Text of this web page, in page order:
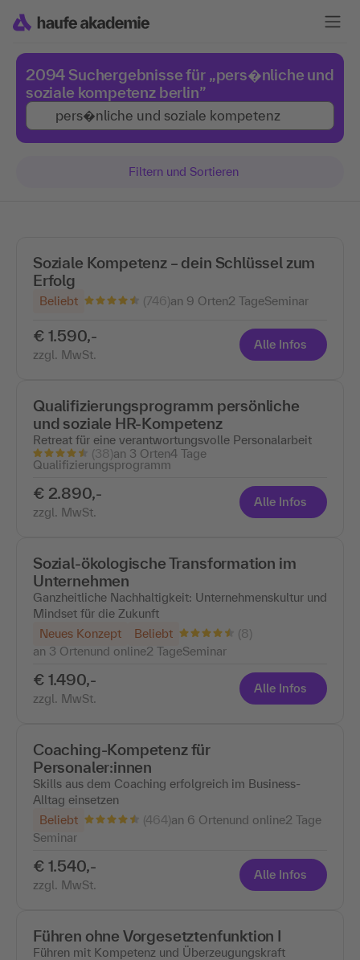
2094 Suchergebnisse für „pers�nliche und
soziale kompetenz berlin”
Filtern und Sortieren
Soziale Kompetenz – dein Schlüssel zum
Erfolg
Beliebt (746)an 9 Orten2 TageSeminar
€ 1.590,-
zzgl. MwSt.
Alle Infos
Qualifizierungsprogramm persönliche
und soziale HR-Kompetenz
Retreat für eine verantwortungsvolle Personalarbeit
(38)an 3 Orten4 Tage
Qualifizierungsprogramm
€ 2.890,-
zzgl. MwSt.
Alle Infos
Sozial-ökologische Transformation im
Unternehmen
Ganzheitliche Nachhaltigkeit: Unternehmenskultur und
Mindset für die Zukunft
Neues Konzept
Beliebt
(8)
an 3 Ortenund online2 TageSeminar
€ 1.490,-
zzgl. MwSt.
Alle Infos
Coaching-Kompetenz für
Personaler:innen
Skills aus dem Coaching erfolgreich im Business-
Alltag einsetzen
Beliebt
(464)an 6 Ortenund online2 Tage
Seminar
€ 1.540,-
zzgl. MwSt.
Alle Infos
Führen ohne Vorgesetztenfunktion I
Führen mit Kompetenz und Überzeugungskraft